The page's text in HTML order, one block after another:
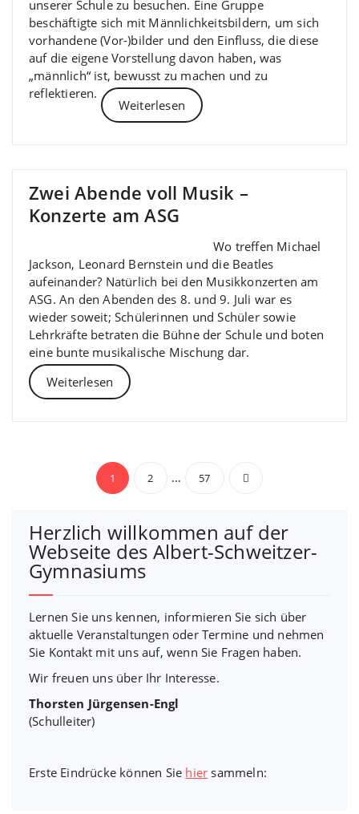
unserer Schule zu besuchen. Eine Gruppe
beschäftigte sich mit Männlichkeitsbildern, um sich
vorhandene (Vor-)bilder und den Einfluss, die diese
auf die eigene Vorstellung davon haben, was
„männlich“ ist, bewusst zu machen und zu
reflektieren.
Weiterlesen
Zwei Abende voll Musik –
Konzerte am ASG
Wo treffen Michael
Jackson, Leonard Bernstein und die Beatles
aufeinander? Natürlich bei den Musikkonzerten am
ASG. An den Abenden des 8. und 9. Juli war es
wieder soweit; Schülerinnen und Schüler sowie
Lehrkräfte betraten die Bühne der Schule und boten
eine bunte musikalische Mischung dar.
Weiterlesen
Beitragsnavigation
1 2 … 57
Herzlich willkommen auf der
Webseite des Albert-Schweitzer-
Gymnasiums
Lernen Sie uns kennen, informieren Sie sich über
aktuelle Veranstaltungen oder Termine und nehmen
Sie Kontakt mit uns auf, wenn Sie Fragen haben.
Wir freuen uns über Ihr Interesse.
Thorsten Jürgensen-Engl
(Schulleiter)
Erste Eindrücke können Sie hier sammeln: